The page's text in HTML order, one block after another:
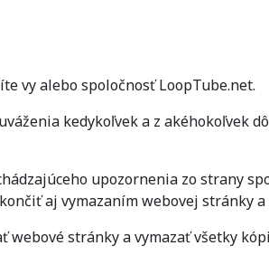
vy alebo spoločnosť LoopTube.net.
kedykoľvek a z akéhokoľvek
upozornenia zo strany
aj vymazaním webovej stránky
stránky a vymazať všetky